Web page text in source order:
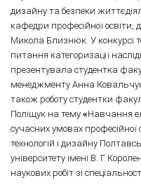
дизайну та безпеки
кафедри професійної освіти,
Микола Близнюк. У конкурсі
питання категоризації
презентувала студентка
менеджменту Анна
також роботу студентки
Поліщук на тему «Навчання
сучасних умовах
технологій і дизайну
університету імені В. Г.
наукових робіт зі